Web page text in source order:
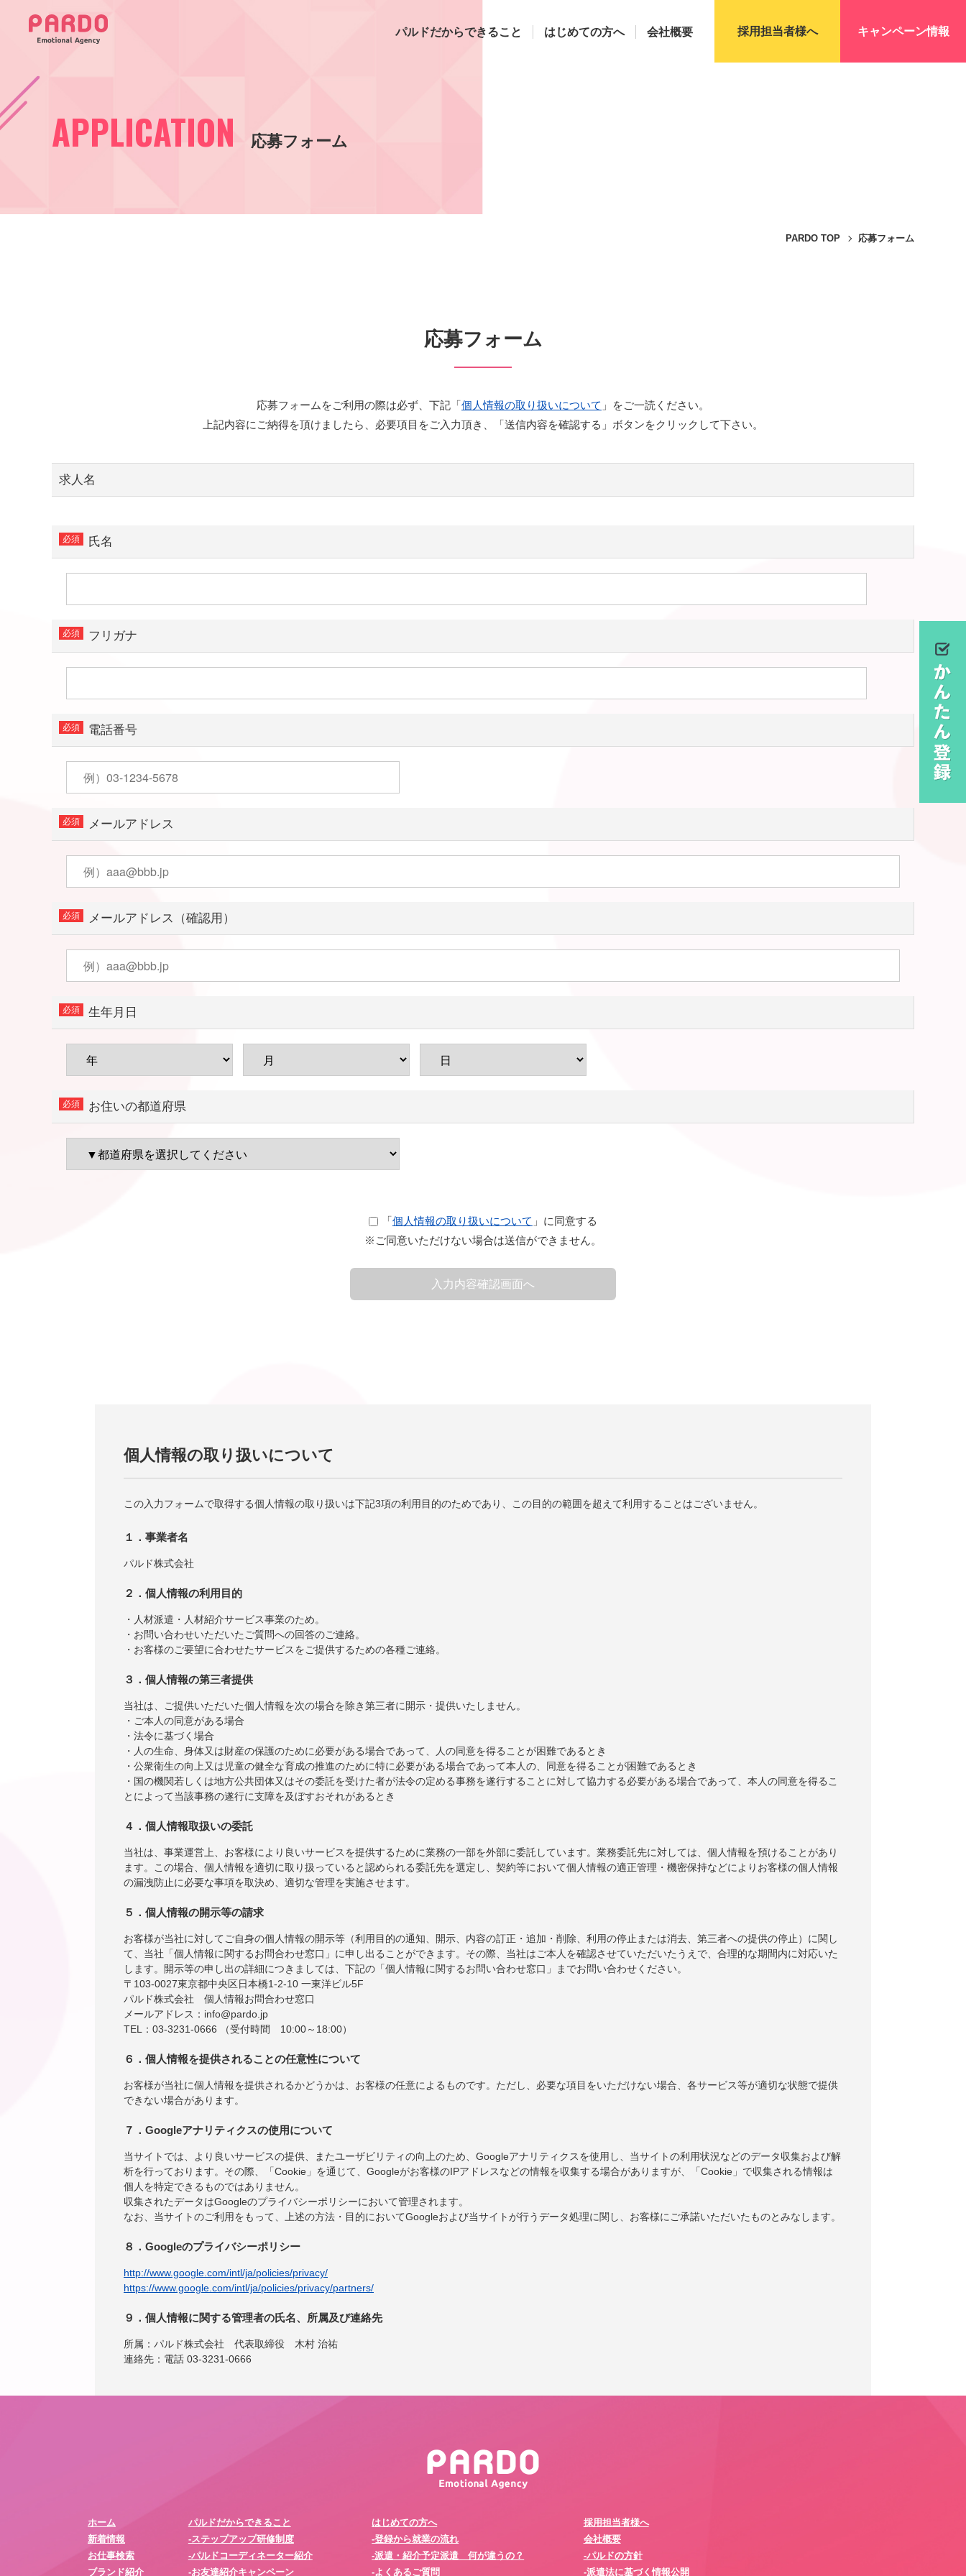
パルドだからできること はじめての方へ 会社概要 採用担当者様へ キャンペーン情報
APPLICATION 応募フォーム
PARDO TOP 応募フォーム
応募フォーム
応募フォームをご利用の際は必ず、下記「個人情報の取り扱いについて 」をご一読ください。
上記内容にご納得を頂けましたら、必要項目をご入力頂き、「送信内容を確認する」ボタンをクリックして下さい。
求人名
氏名
フリガナ
電話番号
メールアドレス
メールアドレス（確認用）
生年月日
お住いの都道府県
「個人情報の取り扱いについて 」に同意する
※ご同意いただけない場合は送信ができません。
個人情報の取り扱いについて
この入力フォームで取得する個人情報の取り扱いは下記3項の利用目的のためであり、この目的の範囲を超えて利用することはございません。
１．事業者名
パルド株式会社
２．個人情報の利用目的
・人材派遣・人材紹介サービス事業のため。
・お問い合わせいただいたご質問への回答のご連絡。
・お客様のご要望に合わせたサービスをご提供するための各種ご連絡。
３．個人情報の第三者提供
当社は、ご提供いただいた個人情報を次の場合を除き第三者に開示・提供いたしません。
・ご本人の同意がある場合
・法令に基づく場合
・人の生命、身体又は財産の保護のために必要がある場合であって、人の同意を得ることが困難であるとき
・公衆衛生の向上又は児童の健全な育成の推進のために特に必要がある場合であって本人の、同意を得ることが困難であるとき
・国の機関若しくは地方公共団体又はその委託を受けた者が法令の定める事務を遂行することに対して協力する必要がある場合であって、本人の同意を得るこ
とによって当該事務の遂行に支障を及ぼすおそれがあるとき
４．個人情報取扱いの委託
当社は、事業運営上、お客様により良いサービスを提供するために業務の一部を外部に委託しています。業務委託先に対しては、個人情報を預けることがあり
ます。この場合、個人情報を適切に取り扱っていると認められる委託先を選定し、契約等において個人情報の適正管理・機密保持などによりお客様の個人情報
の漏洩防止に必要な事項を取決め、適切な管理を実施させます。
５．個人情報の開示等の請求
お客様が当社に対してご自身の個人情報の開示等（利用目的の通知、開示、内容の訂正・追加・削除、利用の停止または消去、第三者への提供の停止）に関し
て、当社「個人情報に関するお問合わせ窓口」に申し出ることができます。その際、当社はご本人を確認させていただいたうえで、合理的な期間内に対応いた
します。開示等の申し出の詳細につきましては、下記の「個人情報に関するお問い合わせ窓口」までお問い合わせください。
〒103-0027東京都中央区日本橋1-2-10 一東洋ビル5F
パルド株式会社 個人情報お問合わせ窓口
メールアドレス：info@pardo.jp
TEL：03-3231-0666 （受付時間 10:00～18:00）
６．個人情報を提供されることの任意性について
お客様が当社に個人情報を提供されるかどうかは、お客様の任意によるものです。ただし、必要な項目をいただけない場合、各サービス等が適切な状態で提供
できない場合があります。
７．Googleアナリティクスの使用について
当サイトでは、より良いサービスの提供、またユーザビリティの向上のため、Googleアナリティクスを使用し、当サイトの利用状況などのデータ収集および解
析を行っております。その際、「Cookie」を通じて、Googleがお客様のIPアドレスなどの情報を収集する場合がありますが、「Cookie」で収集される情報は
個人を特定できるものではありません。
収集されたデータはGoogleのプライバシーポリシーにおいて管理されます。
なお、当サイトのご利用をもって、上述の方法・目的においてGoogleおよび当サイトが行うデータ処理に関し、お客様にご承諾いただいたものとみなします。
８．Googleのプライバシーポリシー
http://www.google.com/intl/ja/policies/privacy/
https://www.google.com/intl/ja/policies/privacy/partners/
９．個人情報に関する管理者の氏名、所属及び連絡先
所属：パルド株式会社 代表取締役 木村 治祐
連絡先：電話 03-3231-0666
ホーム
新着情報
お仕事検索
ブランド紹介
パルドだからできること
-ステップアップ研修制度
-パルドコーディネーター紹介
-お友達紹介キャンペーン
はじめての方へ
-登録から就業の流れ
-派遣・紹介予定派遣 何が違うの？
-よくあるご質問
採用担当者様へ
会社概要
-パルドの方針
-派遣法に基づく情報公開